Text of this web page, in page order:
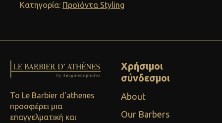
Κατηγορία: Προϊόντα Styling
Το Le Barbier d'athenes
προσφέρει μια
επαγγελματική και
Χρήσιμοι
σύνδεσμοι
About
Our Barbers